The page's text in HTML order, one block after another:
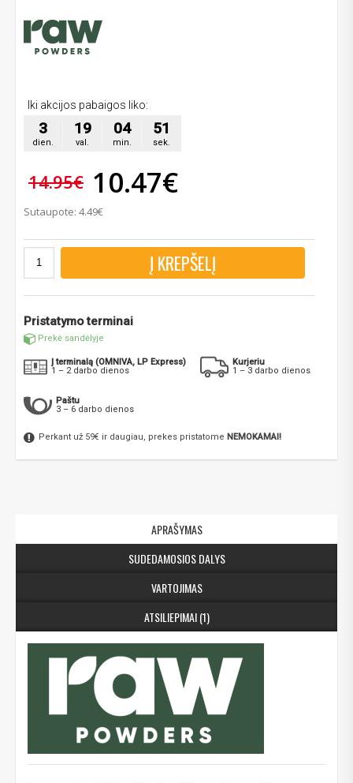
Iki akcijos pabaigos liko:
3
dien.
19
val.
04
min.
50
sek.
14.95€ 10.47€
Sutaupote: 4.49€
Į KREPŠELĮ
Pristatymo terminai
Prekė sandėlyje
Į terminalą (OMNIVA, LP Express)
1 – 2 darbo dienos
Kurjeriu
1 – 3 darbo dienos
Paštu
3 – 6 darbo dienos
Perkant už 59€ ir daugiau, prekes pristatome NEMOKAMAI!
APRAŠYMAS
SUDEDAMOSIOS DALYS
VARTOJIMAS
ATSILIEPIMAI (1)